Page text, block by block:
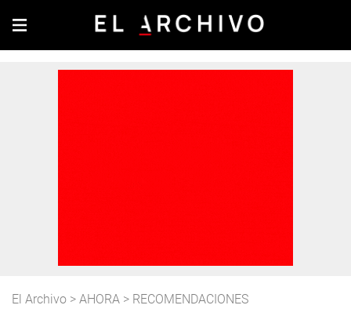
El Archivo > AHORA > RECOMENDACIONES